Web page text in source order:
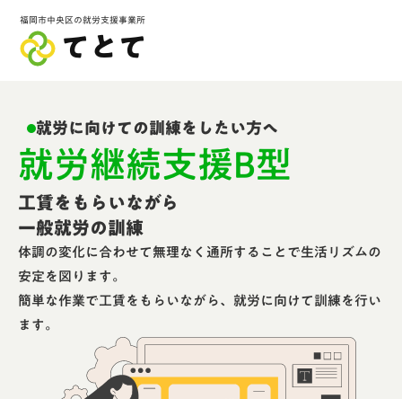
福岡市中央区の就労支援事業所
てとて
就労に向けての訓練をしたい方へ
就労継続支援B型
工賃をもらいながら
一般就労の訓練
体調の変化に合わせて無理なく通所することで生活リズムの
安定を図ります。
簡単な作業で工賃をもらいながら、就労に向けて訓練を行い
ます。